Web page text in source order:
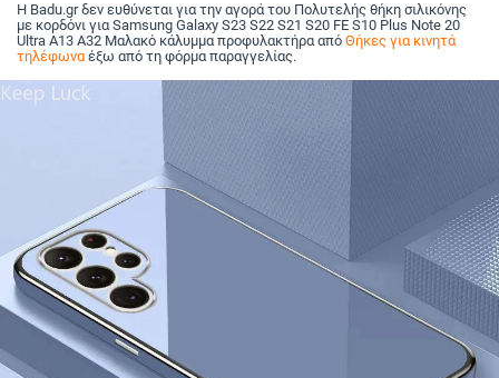
Η Badu.gr δεν ευθύνεται για την αγορά του Πολυτελής θήκη σιλικόνης
με κορδόνι για Samsung Galaxy S23 S22 S21 S20 FE S10 Plus Note 20
Ultra A13 A32 Μαλακό κάλυμμα προφυλακτήρα από Θήκες για κινητά
τηλέφωναέξω από τη φόρμα παραγγελίας.